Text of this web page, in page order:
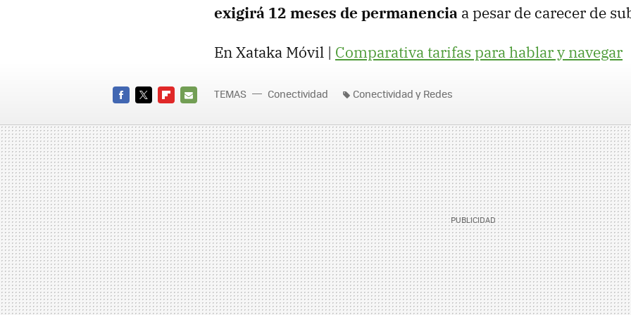
exigirá 12 meses de permanencia a pesar de carecer de
En Xataka Móvil | Comparativa tarifas para hablar y navegar
MAIL
TEMAS Conectividad Conectividad y Redes